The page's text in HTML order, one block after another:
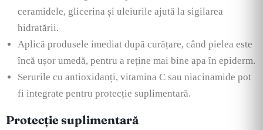
ceramidele, glicerina și uleiurile ajută la sigilarea
hidratării.
Aplică produsele imediat după curățare, când pielea este
încă ușor umedă, pentru a reține mai bine apa în epiderm.
Serurile cu antioxidanți, vitamina C sau niacinamide pot
fi integrate pentru protecție suplimentară.
Protecție suplimentară